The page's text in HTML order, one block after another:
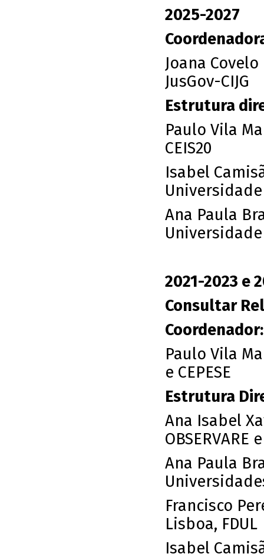
2025-2027
Joana
JusGov-CIJG
Estrutura
Paulo Vila
CEIS20
Isabel
Ana Paula
2021-2023 e
Consultar
Coordenador:
Paulo Vila
e CEPESE
Estrutura
Ana Isabel
OBSERVARE
Ana Paula
Francisco
Lisboa, FDUL
Isabel